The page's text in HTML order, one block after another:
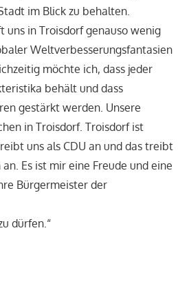
im Blick zu behalten.
uns in Troisdorf genauso wenig
Weltverbesserungsfantasien
möchte ich, dass jeder
behält und dass
gestärkt werden. Unsere
in Troisdorf. Troisdorf ist
uns als CDU an und das treibt
Es ist mir eine Freude und eine
Bürgermeister der
dürfen.“